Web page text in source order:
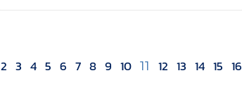
2 3 4 5 6 7 8 9 10 11 12 13 14 15 16